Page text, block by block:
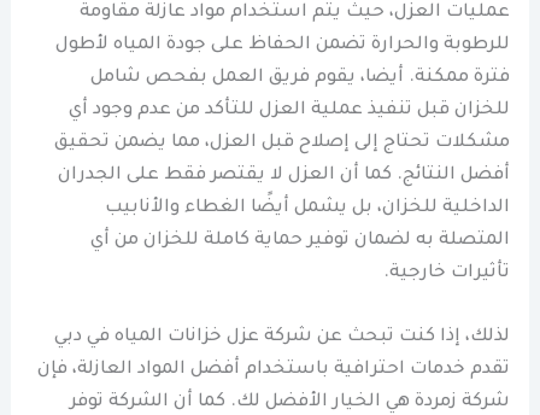
عمليات العزل، حيث يتم استخدام مواد عازلة مقاومة
للرطوبة والحرارة تضمن الحفاظ على جودة المياه لأطول
فترة ممكنة. أيضا، يقوم فريق العمل بفحص شامل
للخزان قبل تنفيذ عملية العزل للتأكد من عدم وجود أي
مشكلات تحتاج إلى إصلاح قبل العزل، مما يضمن تحقيق
أفضل النتائج. كما أن العزل لا يقتصر فقط على الجدران
الداخلية للخزان، بل يشمل أيضًا الغطاء والأنابيب
المتصلة به لضمان توفير حماية كاملة للخزان من أي
تأثيرات خارجية.
لذلك، إذا كنت تبحث عن شركة عزل خزانات المياه في دبي
تقدم خدمات احترافية باستخدام أفضل المواد العازلة، فإن
شركة زمردة هي الخيار الأفضل لك. كما أن الشركة توفر